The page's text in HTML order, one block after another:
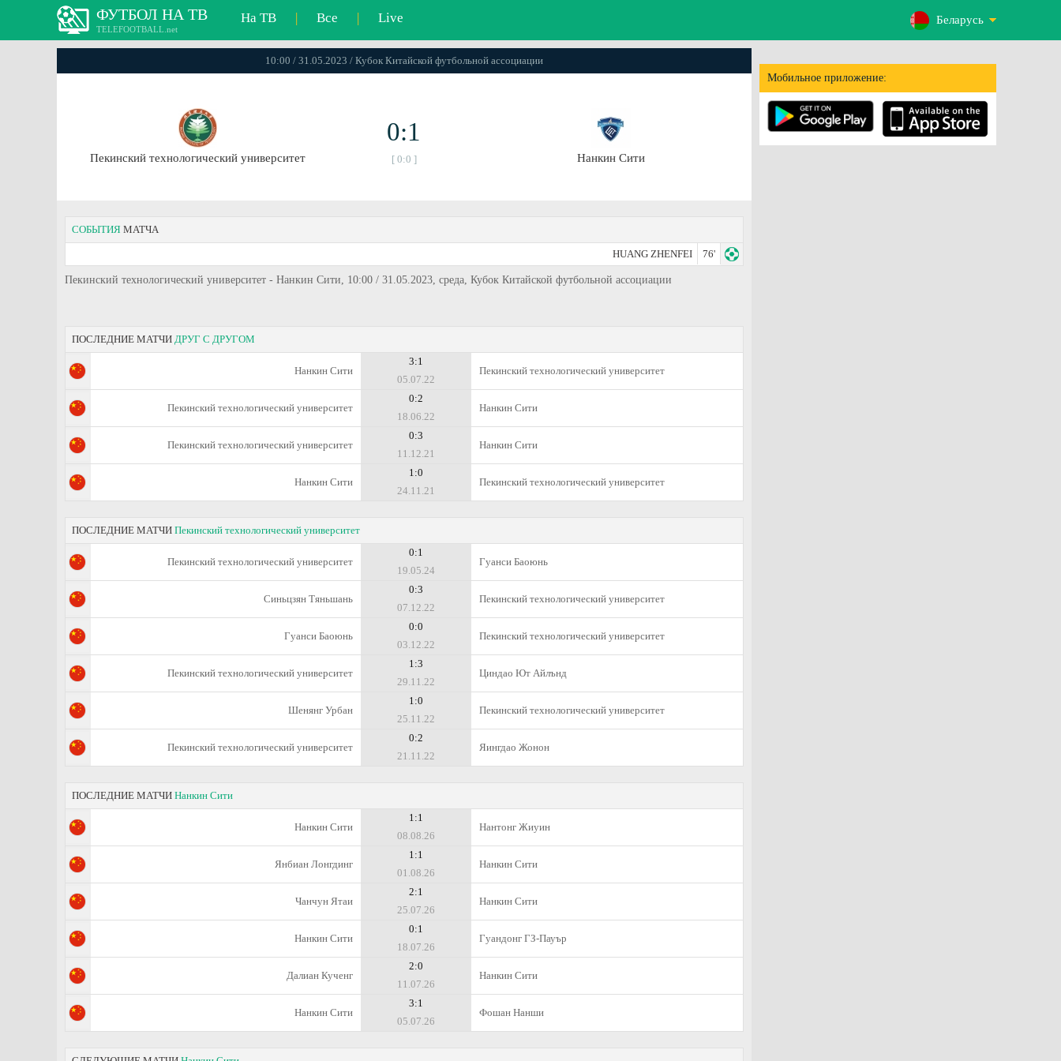
ФУТБОЛ НА ТВ
TELEFOOTBALL.net
На ТВ | Все | Live Беларусь
Мобильное приложение:
10:00 / 31.05.2023 / Кубок Китайской футбольной ассоциации
Пекинский технологический университет
0:1
[ 0:0 ] Нанкин Сити
СОБЫТИЯ МАТЧА
HUANG ZHENFEI 76'
Пекинский технологический университет - Нанкин Сити, 10:00 / 31.05.2023, среда, Кубок Китайской футбольной ассоциации
ПОСЛЕДНИЕ МАТЧИ ДРУГ С ДРУГОМ
Нанкин Сити
3:1
05.07.22
Пекинский технологический университет
Пекинский технологический университет
0:2
18.06.22
Нанкин Сити
Пекинский технологический университет
0:3
11.12.21
Нанкин Сити
Нанкин Сити
1:0
24.11.21
Пекинский технологический университет
ПОСЛЕДНИЕ МАТЧИ Пекинский технологический университет
Пекинский технологический университет
0:1
19.05.24
Гуанси Баоюнь
Синьцзян Тяньшань
0:3
07.12.22
Пекинский технологический университет
Гуанси Баоюнь
0:0
03.12.22
Пекинский технологический университет
Пекинский технологический университет
1:3
29.11.22
Циндао Ют Айлънд
Шенянг Урбан
1:0
25.11.22
Пекинский технологический университет
Пекинский технологический университет
0:2
21.11.22
Яингдао Жонон
ПОСЛЕДНИЕ МАТЧИ Нанкин Сити
Нанкин Сити
1:1
08.08.26
Нантонг Жиуин
Янбиан Лонгдинг
1:1
01.08.26
Нанкин Сити
Чанчун Ятаи
2:1
25.07.26
Нанкин Сити
Нанкин Сити
0:1
18.07.26
Гуандонг ГЗ-Пауър
Далиан Кученг
2:0
11.07.26
Нанкин Сити
Нанкин Сити
3:1
05.07.26
Фошан Нанши